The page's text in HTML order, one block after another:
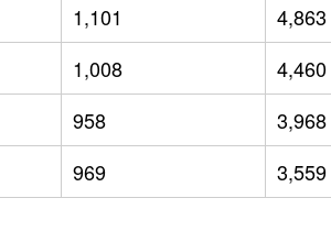
1,101
4,863
1,008
4,460
958
3,968
969
3,559